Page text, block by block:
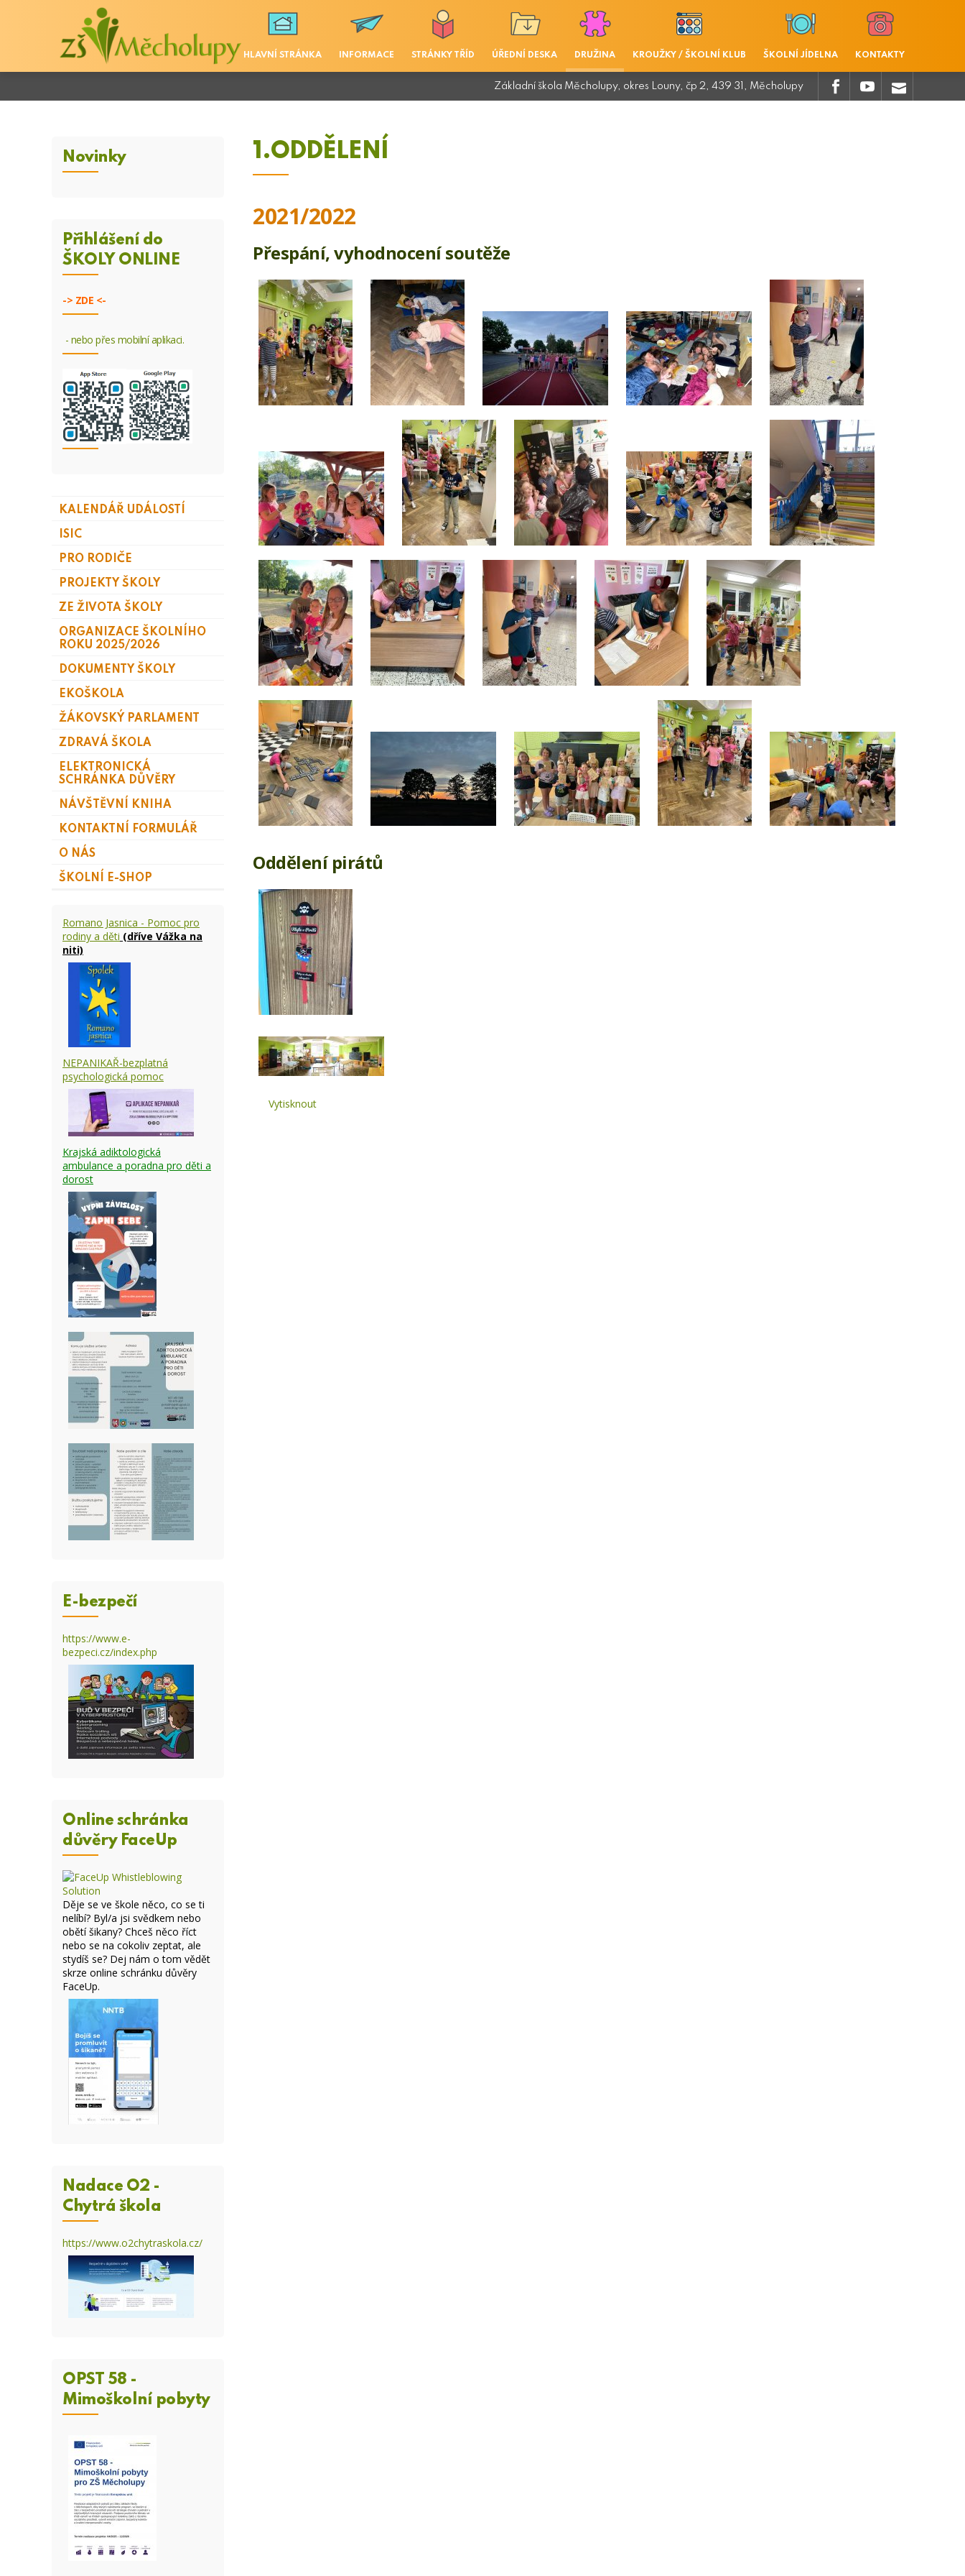
HLAVNÍ STRÁNKA INFORMACE STRÁNKY TŘÍD ÚŘEDNÍ DESKA DRUŽINA KROUŽKY / ŠKOLNÍ KLUB ŠKOLNÍ JÍDELNA KONTAKTY
Základní škola Měcholupy, okres Louny, čp 2, 439 31, Měcholupy . .
Novinky
Přihlášení do
ŠKOLY ONLINE
-> ZDE <-
- nebo přes mobilní aplikaci.
KALENDÁŘ UDÁLOSTÍ
ISIC
PRO RODIČE
PROJEKTY ŠKOLY
ZE ŽIVOTA ŠKOLY
ORGANIZACE ŠKOLNÍHO
ROKU 2025/2026
DOKUMENTY ŠKOLY
EKOŠKOLA
ŽÁKOVSKÝ PARLAMENT
ZDRAVÁ ŠKOLA
ELEKTRONICKÁ
SCHRÁNKA DŮVĚRY
NÁVŠTĚVNÍ KNIHA
KONTAKTNÍ FORMULÁŘ
O NÁS
ŠKOLNÍ E-SHOP
Romano Jasnica - Pomoc pro
rodiny a děti (dříve Vážka na
niti)
NEPANIKAŘ-bezplatná
psychologická pomoc
Krajská adiktologická
ambulance a poradna pro děti a
dorost
E-bezpečí
https://www.e-
bezpeci.cz/index.php
Online schránka
důvěry FaceUp
Děje se ve škole něco, co se ti
nelíbí? Byl/a jsi svědkem nebo
obětí šikany? Chceš něco říct
nebo se na cokoliv zeptat, ale
stydíš se? Dej nám o tom vědět
skrze online schránku důvěry
FaceUp.
Nadace O2 -
Chytrá škola
https://www.o2chytraskola.cz/
OPST 58 -
Mimoškolní pobyty
1.ODDĚLENÍ
2021/2022
Přespání, vyhodnocení soutěže
Oddělení pirátů
Vytisknout